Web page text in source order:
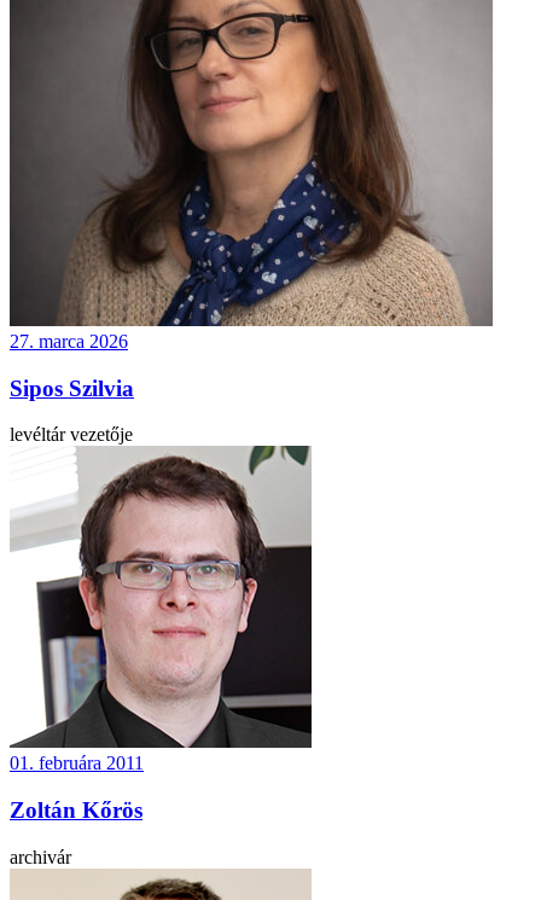
27. marca 2026
Sipos Szilvia
levéltár vezetője
01. februára 2011
Zoltán Kőrös
archivár